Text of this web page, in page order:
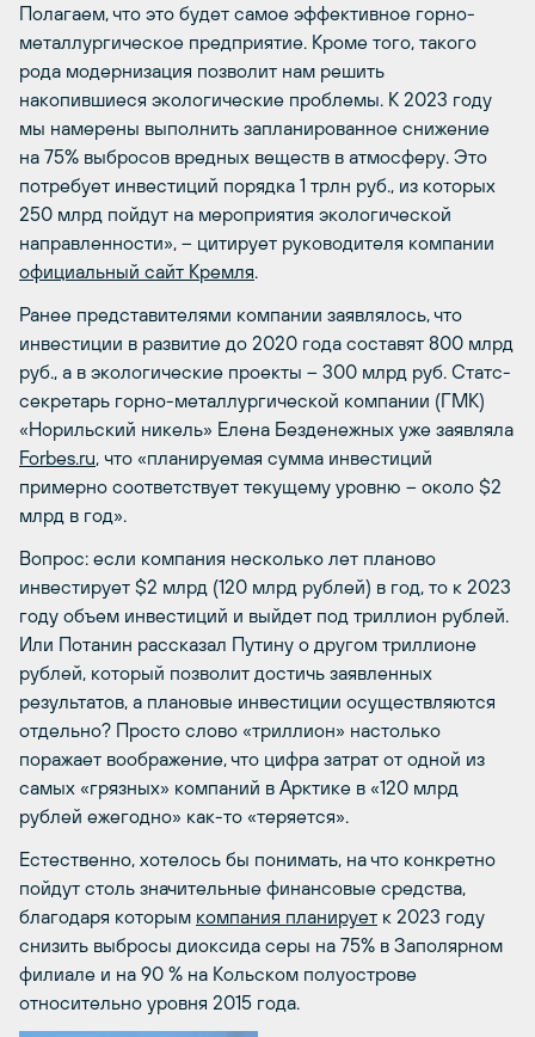
Полагаем, что это будет самое эффективное горно-
металлургическое предприятие. Кроме того, такого
рода модернизация позволит нам решить
накопившиеся экологические проблемы. К 2023 году
мы намерены выполнить запланированное снижение
на 75% выбросов вредных веществ в атмосферу. Это
потребует инвестиций порядка 1 трлн руб., из которых
250 млрд пойдут на мероприятия экологической
направленности», – цитирует руководителя компании
официальный сайт Кремля.
Ранее представителями компании заявлялось, что
инвестиции в развитие до 2020 года составят 800 млрд
руб., а в экологические проекты – 300 млрд руб. Статс-
секретарь горно-металлургической компании (ГМК)
«Норильский никель» Елена Безденежных уже заявляла
Forbes.ru, что «планируемая сумма инвестиций
примерно соответствует текущему уровню – около $2
млрд в год».
Вопрос: если компания несколько лет планово
инвестирует $2 млрд (120 млрд рублей) в год, то к 2023
году объем инвестиций и выйдет под триллион рублей.
Или Потанин рассказал Путину о другом триллионе
рублей, который позволит достичь заявленных
результатов, а плановые инвестиции осуществляются
отдельно? Просто слово «триллион» настолько
поражает воображение, что цифра затрат от одной из
самых «грязных» компаний в Арктике в «120 млрд
рублей ежегодно» как-то «теряется».
Естественно, хотелось бы понимать, на что конкретно
пойдут столь значительные финансовые средства,
благодаря которым компания планирует к 2023 году
снизить выбросы диоксида серы на 75% в Заполярном
филиале и на 90 % на Кольском полуострове
относительно уровня 2015 года.